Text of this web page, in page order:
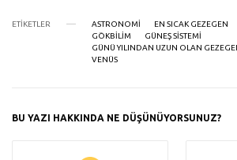
ETIKETLER ASTRONOMI EN SICAK GEZEGEN
GÖKBILIM
GÜNEŞ SISTEMI
GÜNÜ YILINDAN UZUN OLAN
VENÜS
BU YAZI HAKKINDA NE DÜŞÜNÜYORSUNUZ?